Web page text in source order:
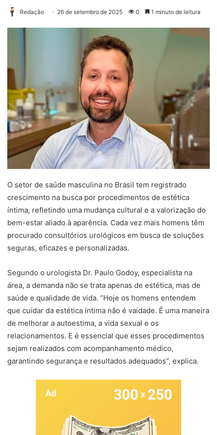
Redação 26 de setembro de 2025 0 1 minuto de leitura
O setor de saúde masculina no Brasil tem registrado
crescimento na busca por procedimentos de estética
íntima, refletindo uma mudança cultural e a valorização do
bem-estar aliado à aparência. Cada vez mais homens têm
procurado consultórios urológicos em busca de soluções
seguras, eficazes e personalizadas.
Segundo o urologista Dr. Paulo Godoy, especialista na
área, a demanda não se trata apenas de estética, mas de
saúde e qualidade de vida. “Hoje os homens entendem
que cuidar da estética íntima não é vaidade. É uma maneira
de melhorar a autoestima, a vida sexual e os
relacionamentos. E é essencial que esses procedimentos
sejam realizados com acompanhamento médico,
garantindo segurança e resultados adequados”, explica.